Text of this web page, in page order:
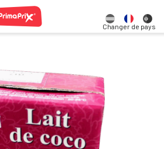
Changer de pays